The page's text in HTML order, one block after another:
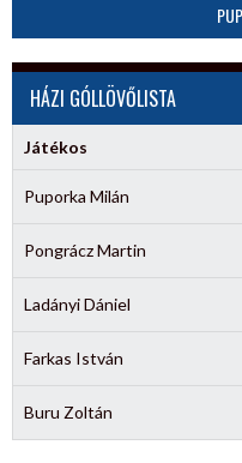
HÁZI GÓLLÖVŐLISTA
Játékos
Puporka Milán
Pongrácz Martin
Ladányi Dániel
Farkas István
Buru Zoltán